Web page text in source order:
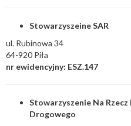
Stowarzyszeine SAR
ul. Rubinowa 34
64-920 Piła
nr ewidencyjny: ESZ.147
Stowarzyszenie Na
Drogowego